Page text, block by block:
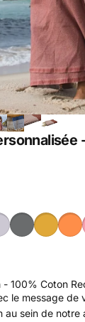
100% Coton
le message de
sein de notre